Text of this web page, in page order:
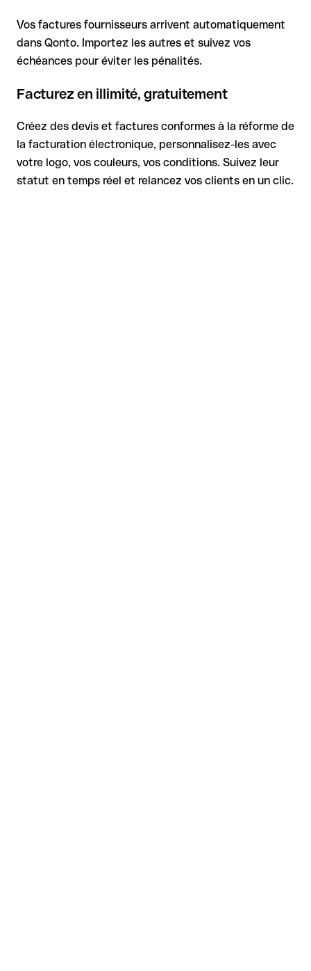
Vos factures fournisseurs arrivent automatiquement
dans Qonto. Importez les autres et suivez vos
échéances pour éviter les pénalités.
Facturez en illimité, gratuitement
Créez des devis et factures conformes à la réforme de
la facturation électronique, personnalisez-les avec
votre logo, vos couleurs, vos conditions. Suivez leur
statut en temps réel et relancez vos clients en un clic.